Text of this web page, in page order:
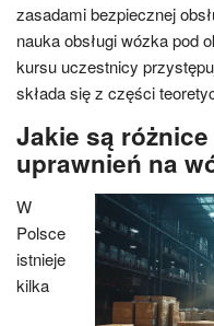
zasadami bezpiecznej
nauka obsługi wózka pod
kursu uczestnicy
składa się z części
Jakie są
uprawnień na
W
Polsce
istnieje
kilka